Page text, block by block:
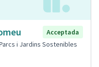
Acceptada
i Jardins Sostenibles